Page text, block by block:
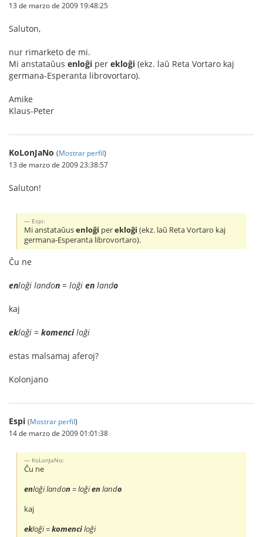
13 de marzo de 2009 19:48:25
Saluton,
nur rimarketo de mi.
Mi anstataŭus enloĝi per ekloĝi (ekz. laŭ Reta Vortaro kaj
germana-Esperanta librovortaro).
Amike
Klaus-Peter
KoLonJaNo (Mostrar perfil)
13 de marzo de 2009 23:38:57
Saluton!
Espi:
Mi anstataŭusenloĝi perekloĝi (ekz. laŭ Reta Vortaro kaj
germana-Esperanta librovortaro).
Ĉu ne
enloĝi landon = loĝi en lando
kaj
ekloĝi = komenciloĝi
estas malsamaj aferoj?
Kolonjano
Espi (Mostrar perfil)
14 de marzo de 2009 01:01:38
KoLonJaNo:
Ĉu ne
enloĝi landon= loĝienlando
kaj
ekloĝi =komenciloĝi